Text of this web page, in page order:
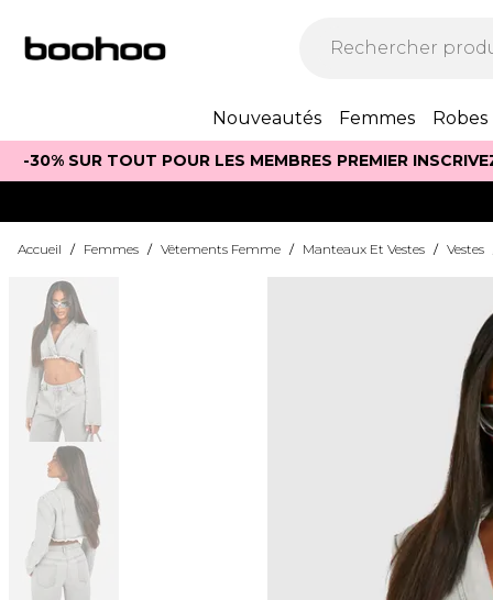
Nouveautés Femmes Robes
-30% SUR TOUT POUR LES MEMBRES PREMIER
Accueil / Femmes / Vêtements Femme / Manteaux Et Vestes / Vestes